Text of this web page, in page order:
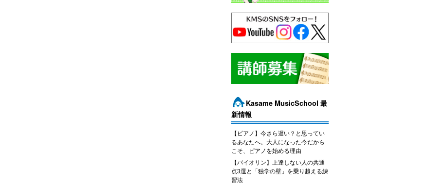
Kasame MusicSchool 最
新情報
【ピアノ】今さら遅い？と思ってい
るあなたへ。大人になった今だから
こそ、ピアノを始める理由
【バイオリン】上達しない人の共通
点3選と「独学の壁」を乗り越える練
習法